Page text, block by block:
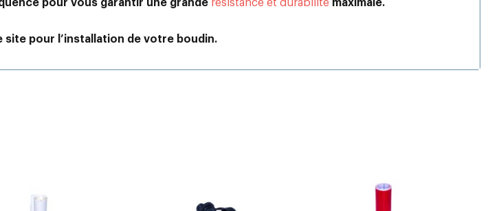
pour vous garantir une grande résistance et durabilité maximale.
site pour l’installation de votre boudin.